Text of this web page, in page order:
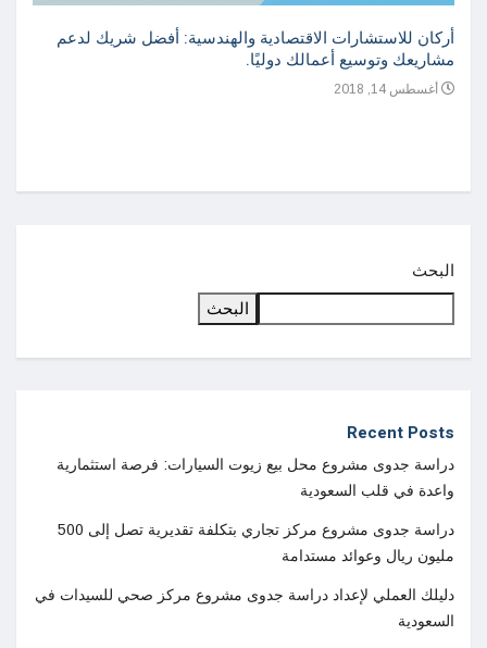
أركان للاستشارات الاقتصادية والهندسية: أفضل شريك لدعم
مشاريعك وتوسيع أعمالك دوليًا.
أغسطس 14, 2018
البحث
البحث
Recent Posts
دراسة جدوى مشروع محل بيع زيوت السيارات: فرصة استثمارية
واعدة في قلب السعودية
دراسة جدوى مشروع مركز تجاري بتكلفة تقديرية تصل إلى 500
مليون ريال وعوائد مستدامة
دليلك العملي لإعداد دراسة جدوى مشروع مركز صحي للسيدات في
السعودية